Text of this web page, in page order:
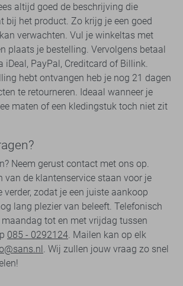
altijd goed de beschrijving die
bij het product. Zo krijg je een goed
verwachten. Vul je winkeltas met
plaats je bestelling. Vervolgens betaal
iDeal, PayPal, Creditcard of Billink.
hebt ontvangen heb je nog 21 dagen
te retourneren. Ideaal wanneer je
maten of een kledingstuk toch niet zit
Neem gerust contact met ons op.
van de klantenservice staan voor je
verder, zodat je een juiste aankoop
lang plezier van beleeft. Telefonisch
tot en met vrijdag tussen
085 - 0292124. Mailen kan op elk
. Wij zullen jouw vraag zo snel